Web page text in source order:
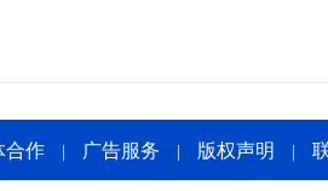
合作 广告服务 版权声明